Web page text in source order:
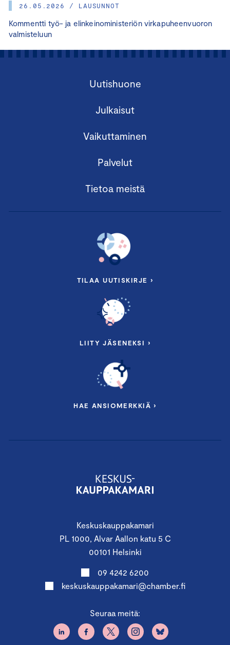
26.05.2026 / LAUSUNNOT
Kommentti työ- ja elinkeinoministeriön virkapuheenvuoron
valmisteluun
Keskuskauppakamari
PL 1000, Alvar Aallon katu 5 C
00101 Helsinki
09 4242 6200
keskuskauppakamari@chamber.fi
Seuraa meitä:
Uutishuone
Julkaisut
Vaikuttaminen
Palvelut
Tietoa meistä
TILAA UUTISKIRJE ›
LIITY JÄSENEKSI ›
HAE ANSIOMERKKIÄ ›